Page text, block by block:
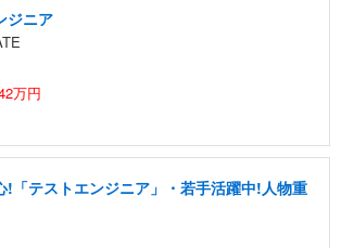
ジニア
万円
!「テストエンジニア」・若手活躍中!人物重